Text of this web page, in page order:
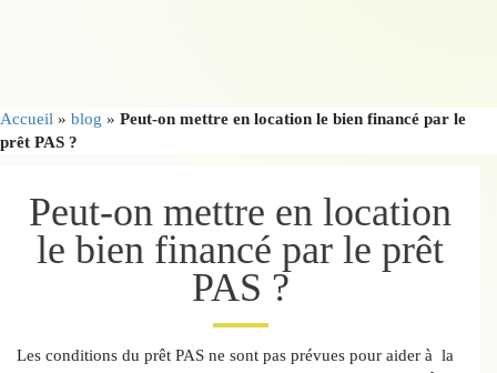
Accueil » blog » Peut-on mettre en location le bien financé par le
prêt PAS ?
Peut-on mettre en location
le bien financé par le prêt
PAS ?
Les conditions du prêt PAS ne sont pas prévues pour aider à la